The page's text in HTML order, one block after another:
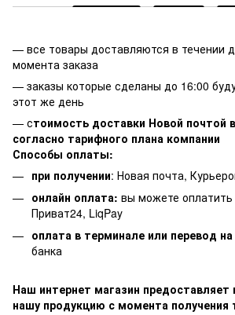
— все товары доставляются в течении
момента заказа
— заказы которые сделаны до 16:00
этот же день
— стоимость доставки Новой почтой
согласно тарифного плана компании
Способы оплаты:
при получении: Новая почта,
онлайн оплата: вы можете оплатить
Приват24, LiqPay
оплата в терминале или перевод на
банка
Наш интернет магазин предоставляет
нашу продукцию с момента получения